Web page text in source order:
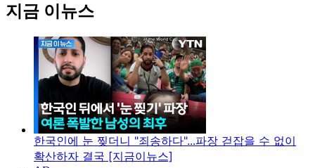
지금 이뉴스
한국인에 눈 찢더니 "죄송하다"...파장 걷잡을 수 없이
확산하자 결국 [지금이뉴스]